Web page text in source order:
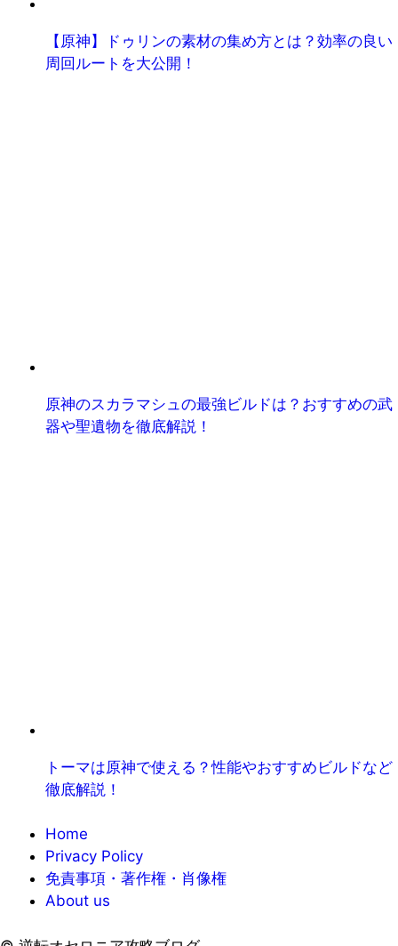
【原神】ドゥリンの素材の集め方とは？効率の良い
周回ルートを大公開！
原神のスカラマシュの最強ビルドは？おすすめの武
器や聖遺物を徹底解説！
トーマは原神で使える？性能やおすすめビルドなど
徹底解説！
Home
Privacy Policy
免責事項・著作権・肖像権
About us